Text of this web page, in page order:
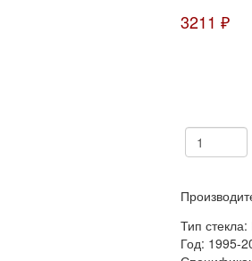
3211 ₽
Тип стекла:
Год: 1995-